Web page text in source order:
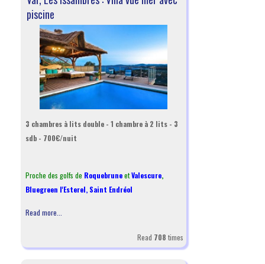
piscine
3 chambres à lits double - 1 chambre à 2 lits - 3
sdb - 700€/nuit
Proche des golfs de RoquebruneetValescure,
Bluegreen l'Esterel, Saint Endréol
Read more...
Read 708 times